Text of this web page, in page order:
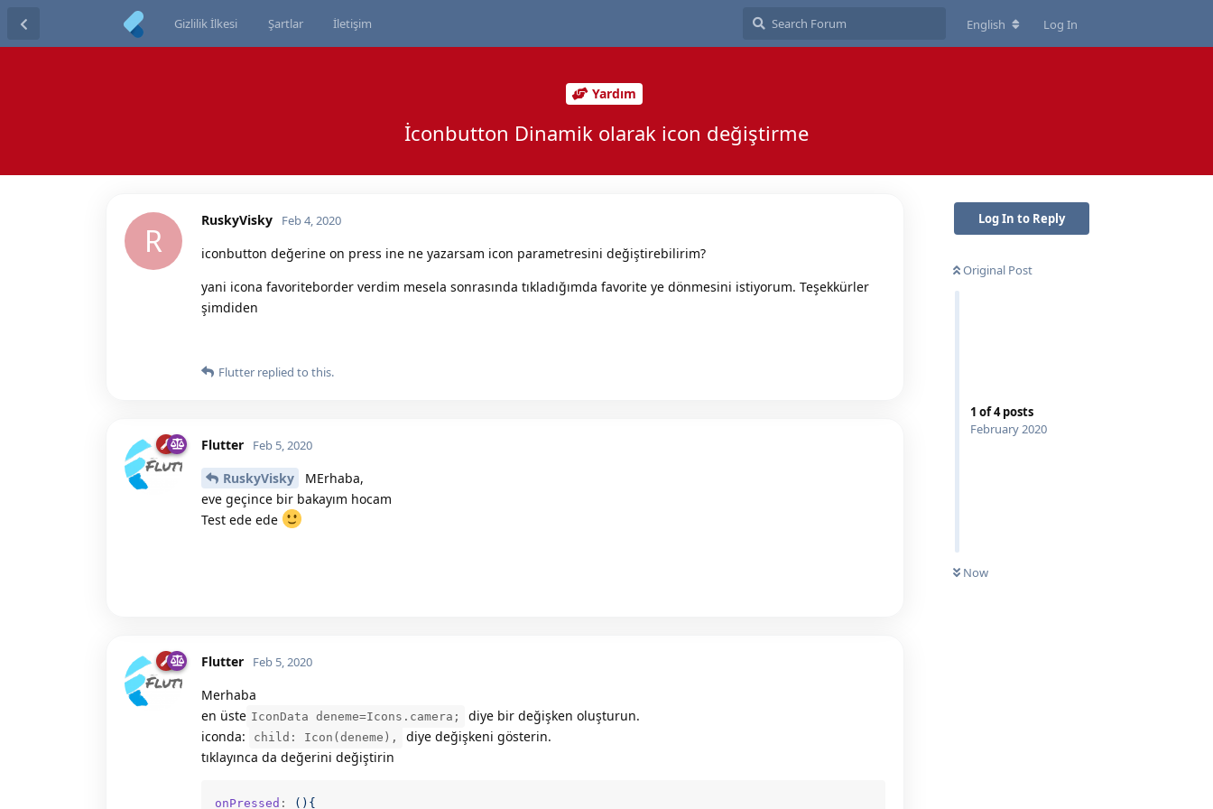
Gizlilik İlkesi Şartlar İletişim English Log In
Yardım
İconbutton Dinamik olarak icon değiştirme
Log In to Reply
Original Post
1 of4posts
February 2020
Now
R
RuskyVisky Feb 4, 2020
iconbutton değerine on press ine ne yazarsam icon parametresini değiştirebilirim?
yani icona favoriteborder verdim mesela sonrasında tıkladığımda favorite ye dönmesini istiyorum. Teşekkürler
şimdiden
Flutter replied to this.
Flutter Feb 5, 2020
RuskyVisky
MErhaba,
eve geçince bir bakayım hocam
Test ede ede
Flutter Feb 5, 2020
Merhaba
en üste IconData deneme=Icons.camera;
diye bir değişken oluşturun.
iconda:
child: Icon(deneme),
diye değişkeni gösterin.
tıklayınca da değerini değiştirin
onPressed :
(){